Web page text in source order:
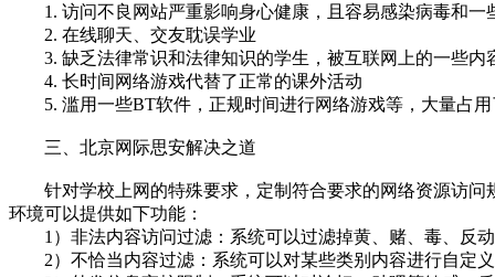
1. 访问不良网站严重影响身心健康，且容易感染病毒和一
2. 在线聊天、交友耽误学业
3. 缺乏法律常识和法律知识的学生，被互联网上的一些内
4. 长时间网络游戏代替了正常的课外活动
5. 滥用一些BT软件，正规时间进行网络游戏等，大量占用
三、北京网际思安解决之道
针对学校上网的特殊要求，定制符合要求的网络资源访问
环境可以提供如下功能：
1）非法内容访问过滤：系统可以过滤掉黄、赌、毒、反动
2）不恰当内容过滤：系统可以对某些类别内容进行自定